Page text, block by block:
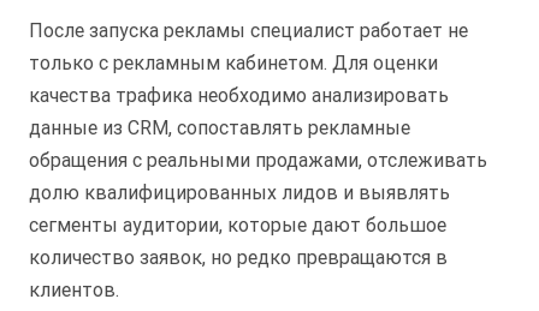
После запуска рекламы специалист работает не
только с рекламным кабинетом. Для оценки
качества трафика необходимо анализировать
данные из CRM, сопоставлять рекламные
обращения с реальными продажами, отслеживать
долю квалифицированных лидов и выявлять
сегменты аудитории, которые дают большое
количество заявок, но редко превращаются в
клиентов.